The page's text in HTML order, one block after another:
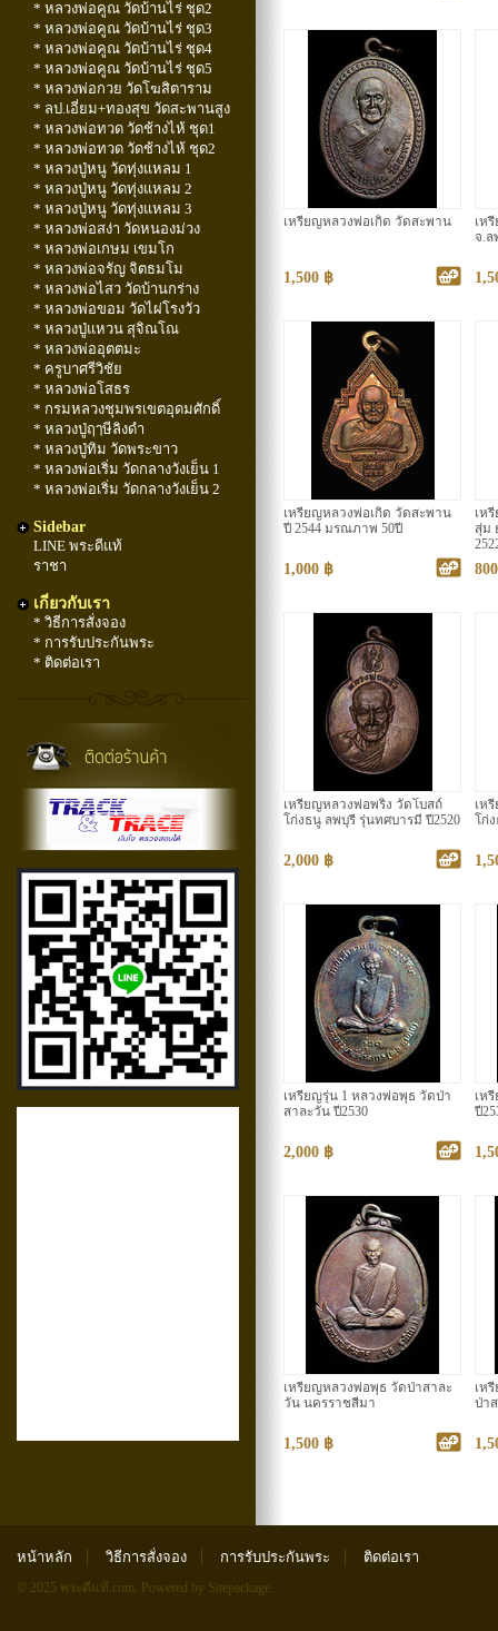
* หลวงพ่อคูณ วัดบ้านไร่ ชุด2
* หลวงพ่อคูณ วัดบ้านไร่ ชุด3
* หลวงพ่อคูณ วัดบ้านไร่ ชุด4
* หลวงพ่อคูณ วัดบ้านไร่ ชุด5
* หลวงพ่อกวย วัดโฆสิตาราม
* ลป.เอี่ยม+ทองสุข วัดสะพานสูง
* หลวงพ่อทวด วัดช้างไห้ ชุด1
* หลวงพ่อทวด วัดช้างไห้ ชุด2
* หลวงปู่หนู วัดทุ่งแหลม 1
* หลวงปู่หนู วัดทุ่งแหลม 2
* หลวงปู่หนู วัดทุ่งแหลม 3
* หลวงพ่อสง่า วัดหนองม่วง
* หลวงพ่อเกษม เขมโก
* หลวงพ่อจรัญ จิตธมโม
* หลวงพ่อไสว วัดบ้านกร่าง
* หลวงพ่อขอม วัดไผ่โรงวัว
* หลวงปู่แหวน สุจิณโณ
* หลวงพ่ออุตตมะ
* ครูบาศรีวิชัย
* หลวงพ่อโสธร
* กรมหลวงชุมพรเขตอุดมศักดิ์
* หลวงปู่ฤๅษีลิงดำ
* หลวงปู่ทิม วัดพระขาว
* หลวงพ่อเริ่ม วัดกลางวังเย็น 1
* หลวงพ่อเริ่ม วัดกลางวังเย็น 2
Sidebar
LINE พระดีแท้
ราชา
เกี่ยวกับเรา
* วิธีการสั่งจอง
* การรับประกันพระ
* ติดต่อเรา
เหรียญหลวงพ่อเกิด วัดสะพาน
1,500 ฿
เห
จ.ล
เหรียญหลวงพ่อเกิด วัดสะพาน
ปี 2544 มรณภาพ 50ปี
1,000 ฿
เห
สุ่ม
เหรียญหลวงพ่อพริ้ง วัดโบสถ์
โก่งธนู ลพบุรี รุ่นทศบารมี ปี2520
2,000 ฿
เห
โก่
เหรียญรุ่น 1 หลวงพ่อพุธ วัดป่า
สาละวัน ปี2530
2,000 ฿
เห
ปี
เหรียญหลวงพ่อพุธ วัดป่าสาละ
วัน นครราชสีมา
1,500 ฿
เห
ป่า
หน้าหลัก วิธีการสั่งจอง การรับประกันพระ ติดต่อเรา
© 2025 พระดีแท้.com. Powered by Sitepackage.